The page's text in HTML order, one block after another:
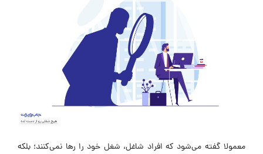
معمولا گفته می‌شود که افراد شاغل، شغل خود را رها نمی‌کنند؛ بلکه